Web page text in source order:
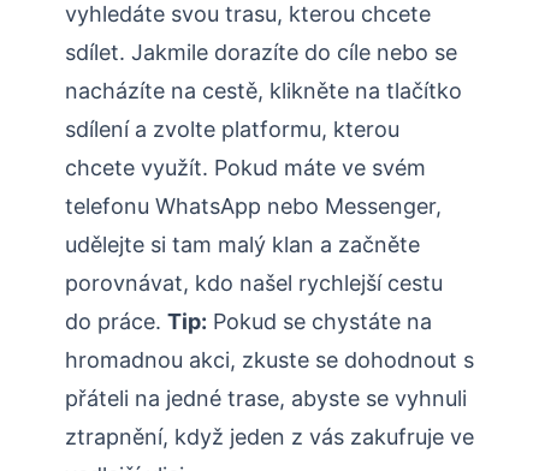
vyhledáte svou trasu, kterou chcete
sdílet. Jakmile dorazíte do cíle nebo se
nacházíte na cestě, klikněte na tlačítko
sdílení a zvolte platformu, kterou
chcete využít. Pokud máte ve svém
telefonu WhatsApp nebo Messenger,
udělejte si tam malý klan a začněte
porovnávat, kdo našel rychlejší cestu
do práce. Tip: Pokud se chystáte na
hromadnou akci, zkuste se dohodnout s
přáteli na jedné trase, abyste se vyhnuli
ztrapnění, když jeden z vás zakufruje ve